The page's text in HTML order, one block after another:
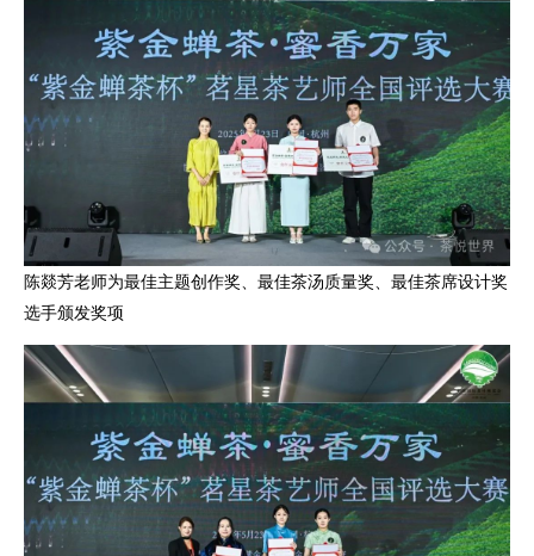
陈燚芳老师为最佳主题创作奖、最佳茶汤质量奖、最佳茶席设计奖
选手颁发奖项